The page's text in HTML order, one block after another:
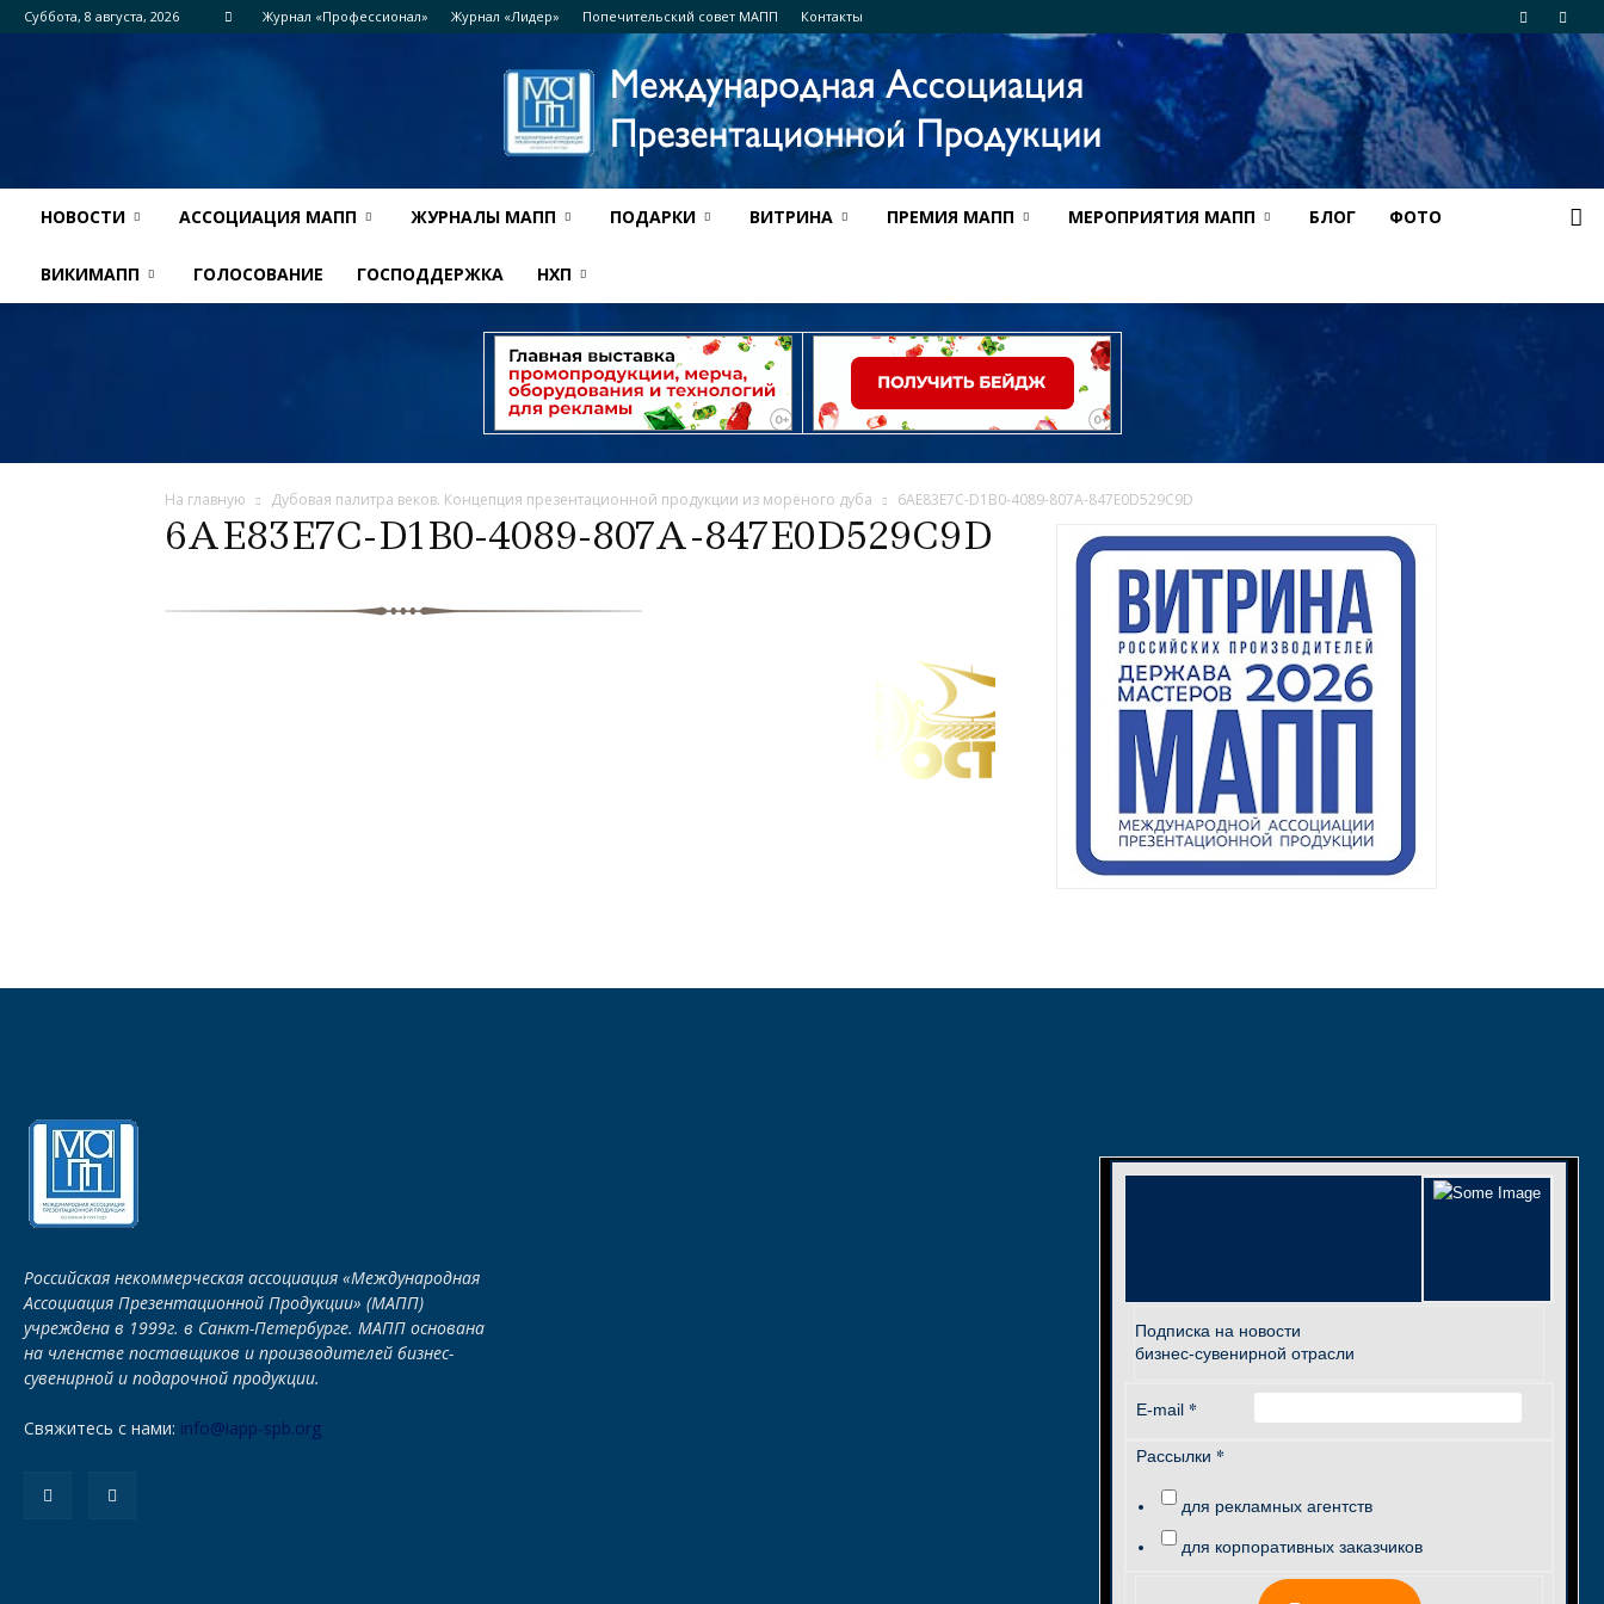
Суббота, 8 августа, 2026 Журнал «Профессионал» Журнал «Лидер» Попечительский совет МАПП Контакты
НОВОСТИ АССОЦИАЦИЯ МАПП ЖУРНАЛЫ МАПП ПОДАРКИ ВИТРИНА ПРЕМИЯ МАПП МЕРОПРИЯТИЯ МАПП БЛОГ ФОТО
ВИКИМАПП ГОЛОСОВАНИЕ ГОСПОДДЕРЖКА НХП
На главную Дубовая палитра веков. Концепция презентационной продукции из морёного дуба 6AE83E7C-D1B0-4089-807A-847E0D529C9D
6AE83E7C-D1B0-4089-807A-847E0D529C9D
Российская некоммерческая ассоциация «Международная
Ассоциация Презентационной Продукции» (МАПП)
учреждена в 1999г. в Санкт-Петербурге. МАПП основана
на членстве поставщиков и производителей бизнес-
сувенирной и подарочной продукции.
Свяжитесь с нами: info@iapp-spb.org
Подписка на новости
бизнес-сувенирной отрасли
E-mail *
Рассылки *
для рекламных агентств
для корпоративных заказчиков